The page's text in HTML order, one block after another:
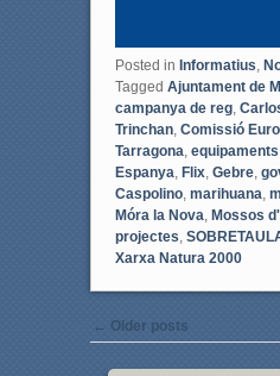
Posted in Informatius
Tagged Ajuntament de
campanya de reg,
Trinchan, Comissió
Tarragona
Espanya Flix, Gebre,
Caspolino, marihuana
Móra la Nova Mossos
projectes
Xarxa Natura 2000
Post navigation
← Older posts